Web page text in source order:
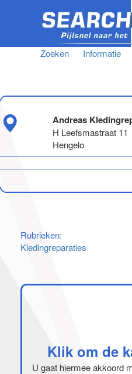
Zoeken Informatie
Andreas
H Leefsmastraat 11
Hengelo
Rubrieken:
Kledingreparaties
Klik om de
U gaat hiermee akkoord